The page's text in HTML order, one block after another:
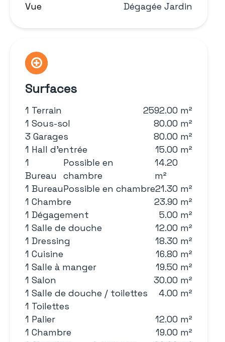
Vue
Dégagée Jardin
Surfaces
1 Terrain
2592.00 m²
1 Sous-sol
80.00 m²
3 Garages
80.00 m²
1 Hall d'entrée
15.00 m²
1
Bureau
Possible en
chambre
14.20
m²
1 BureauPossible en chambre21.30 m²
1 Chambre
23.90 m²
1 Dégagement
5.00 m²
1 Salle de douche
12.00 m²
1 Dressing
18.30 m²
1 Cuisine
16.80 m²
1 Salle à manger
19.50 m²
1 Salon
30.00 m²
1 Salle de douche / toilettes
4.00 m²
1 Toilettes
1 Palier
12.00 m²
1 Chambre
19.00 m²